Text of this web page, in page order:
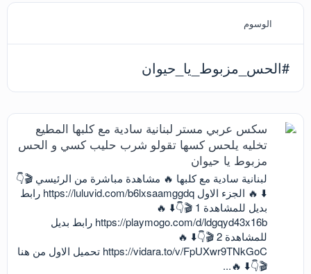
الوسوم
#الحس_مزبوط_يا_حيوان
سكس عربي مستر لبنانية سادية مع كلبها المطيع
تخليه يلحس كسها تقولو شرب حليب كسي و الحس
مزبوط يا حيوان
لبنانية سادية مع كلبها 🔥 مشاهدة مباشرة من الرئيسي 🎬👇
⬇️ 🔥 الجزء الاول https://luluvid.com/b6lxsaamggdq رابط
بديل للمشاهدة 1 🎬👇⬇️ 🔥
https://playmogo.com/d/ldgqyd43x16b رابط بديل
للمشاهدة 2 🎬👇⬇️ 🔥
https://vidara.to/v/FpUXwr9TNkGoC تحميل الاول من هنا
🎬👇⬇️ 🔥...